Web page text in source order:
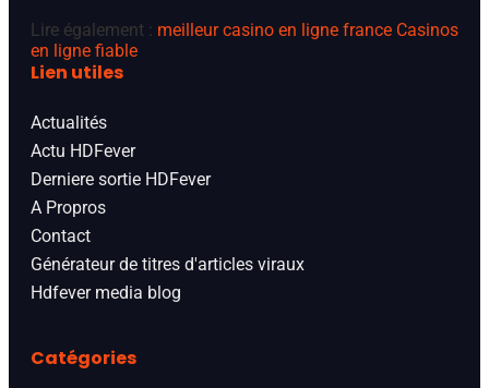
Lire également : meilleur casino en ligne france Casinos
en ligne fiable
Lien utiles
Actualités
Actu HDFever
Derniere sortie HDFever
A Propros
Contact
Générateur de titres d'articles viraux
Hdfever media blog
Catégories